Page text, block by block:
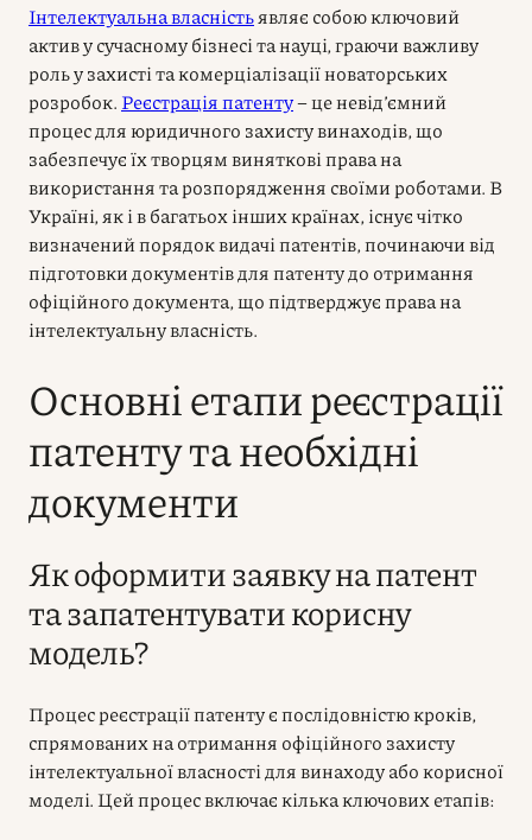
Інтелектуальна власністьявляє собою ключовий
актив у сучасному бізнесі та науці, граючи важливу
роль у захисті та комерціалізації новаторських
розробок. Реєстрація патенту– це невід’ємний
процес для юридичного захисту винаходів, що
забезпечує їх творцям виняткові права на
використання та розпорядження своїми роботами. В
Україні, як і в багатьох інших країнах, існує чітко
визначений порядок видачі патентів, починаючи від
підготовки документів для патенту до отримання
офіційного документа, що підтверджує права на
інтелектуальну власність.
Основні етапи реєстрації
патенту та необхідні
документи
Як оформити заявку на патент
та запатентувати корисну
модель?
Процес реєстрації патенту є послідовністю кроків,
спрямованих на отримання офіційного захисту
інтелектуальної власності для винаходу або корисної
моделі. Цей процес включає кілька ключових етапів: